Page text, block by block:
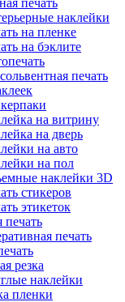
печать
наклейки
на пленке
на бэклите
печать
на витрину
на дверь
на авто
на пол
наклейки 3D
стикеров
этикеток
печать
резка
наклейки
пленки